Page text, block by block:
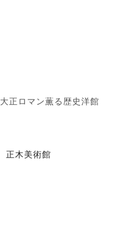
大正ロマン薫る歴史洋館
正木美術館